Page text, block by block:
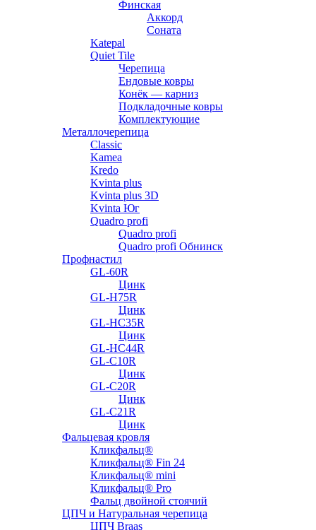
Финская
Аккорд
Соната
Katepal
Quiet Tile
Черепица
Ендовые ковры
Конёк — карниз
Подкладочные ковры
Комплектующие
Металлочерепица
Classic
Kamea
Kredo
Kvinta plus
Kvinta plus 3D
Kvinta Юг
Quadro profi
Quadro profi
Quadro profi Обнинск
Профнастил
GL-60R
Цинк
GL-H75R
Цинк
GL-HC35R
Цинк
GL-HC44R
GL-С10R
Цинк
GL-С20R
Цинк
GL-С21R
Цинк
Фальцевая кровля
Кликфальц®
Кликфальц® Fin 24
Кликфальц® mini
Кликфальц® Pro
Фальц двойной стоячий
ЦПЧ и Натуральная черепица
ЦПЧ Braas